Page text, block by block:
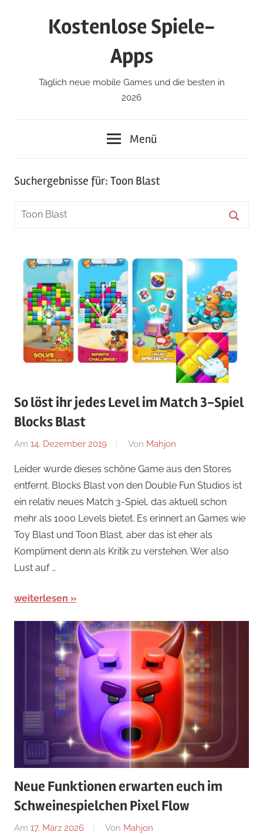
Kostenlose Spiele-
Apps
Täglich neue mobile Games und die besten in
2026
Menü
Suchergebnisse für: Toon Blast
Suchen
So löst ihr jedes Level im Match 3-Spiel
Blocks Blast
Am 14. Dezember 2019 Von Mahjon
Android,
Arcade-
Spiele,
Arcade-
Spiele,
Arcade-
Leider wurde dieses schöne Game aus den Stores
entfernt. Blocks Blast von den Double Fun Studios ist
ein relativ neues Match 3-Spiel, das aktuell schon
mehr als 1000 Levels bietet. Es erinnert an Games wie
Toy Blast und Toon Blast, aber das ist eher als
Kompliment denn als Kritik zu verstehen. Wer also
Lust auf …
weiterlesen
Neue Funktionen erwarten euch im
Schweinespielchen Pixel Flow
Am 17. März 2026 Von Mahjon